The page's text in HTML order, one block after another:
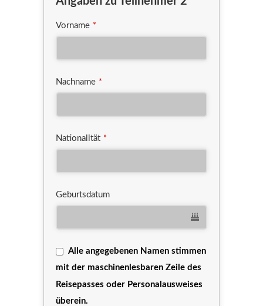
Vorname *
Nachname *
Nationalität *
Geburtsdatum
Alle angegebenen Namen stimmen
mit der maschinenlesbaren Zeile des
Reisepasses oder Personalausweises
überein.